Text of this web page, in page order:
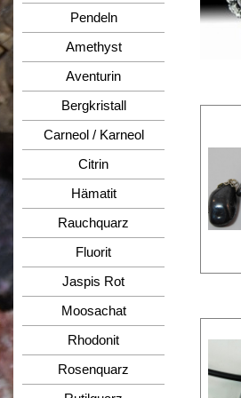
Pendeln
Amethyst
Aventurin
Bergkristall
Carneol / Karneol
Citrin
Hämatit
Rauchquarz
Fluorit
Jaspis Rot
Moosachat
Rhodonit
Rosenquarz